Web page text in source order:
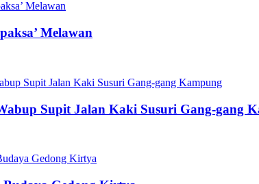
Melawan
Supit Jalan Kaki Susuri Gang-gang